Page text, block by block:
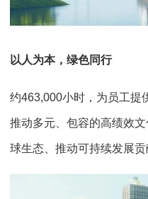
以人为本，绿色同行
约463,000小时，为员工提
推动多元、包容的高绩效
球生态、推动可持续发展贡